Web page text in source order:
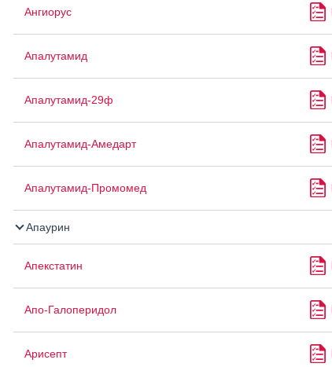
Ангиорус
Апалутамид
Апалутамид-29ф
Апалутамид-Амедарт
Апалутамид-Промомед
Апаурин
Апекстатин
Апо-Галоперидол
Арисепт